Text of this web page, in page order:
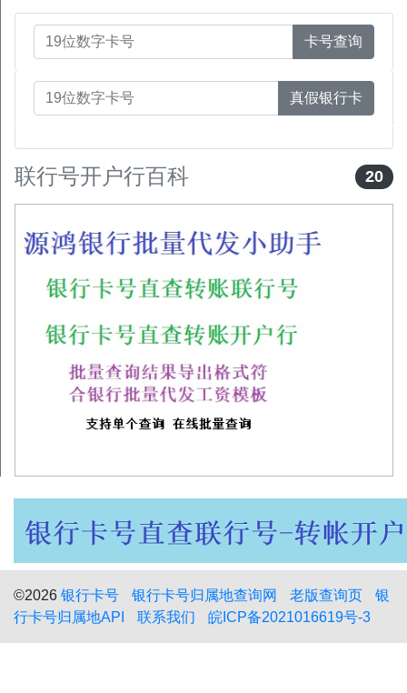
卡号查询
真假银行卡
联行号开户行百科 20
©2026 银行卡号 银行卡号归属地查询网 老版查询页
银
行卡号归属地API
联系我们 皖ICP备2021016619号-3